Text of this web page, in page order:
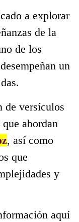
a explorar
de la
de los
un
de versículos
abordan
, así como
que
y
aquí